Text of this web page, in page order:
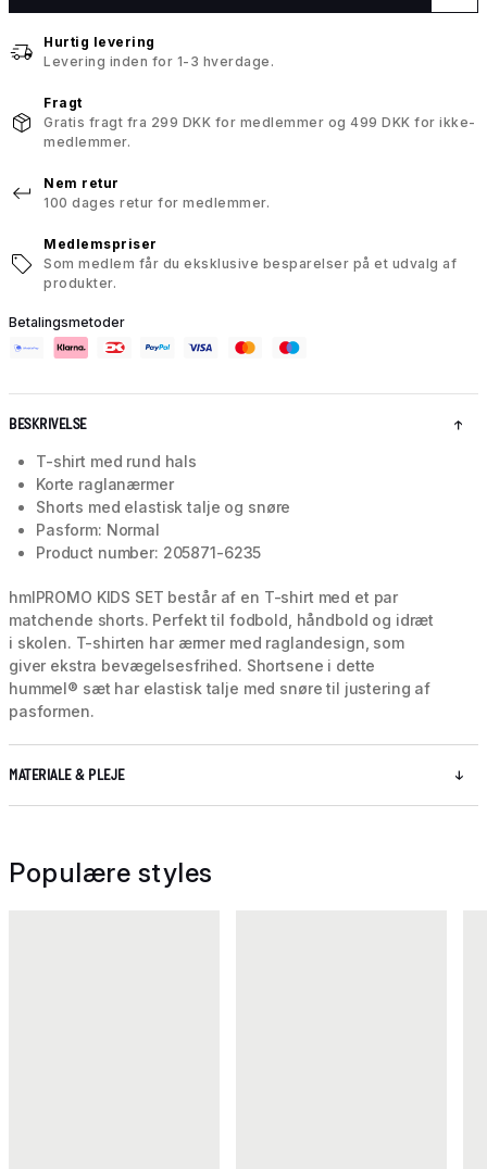
Hurtig levering
Levering inden for 1-3 hverdage.
Fragt
Gratis fragt fra 299 DKK for medlemmer og 499 DKK for ikke-
medlemmer.
Nem retur
100 dages retur for medlemmer.
Medlemspriser
Som medlem får du eksklusive besparelser på et udvalg af
produkter.
Betalingsmetoder
BESKRIVELSE
T-shirt med rund hals
Korte raglanærmer
Shorts med elastisk talje og snøre
Pasform: Normal
Product number: 205871-6235
hmlPROMO KIDS SET består af en T-shirt med et par
matchende shorts. Perfekt til fodbold, håndbold og idræt
i skolen. T-shirten har ærmer med raglandesign, som
giver ekstra bevægelsesfrihed. Shortsene i dette
hummel® sæt har elastisk talje med snøre til justering af
pasformen.
MATERIALE & PLEJE
Populære styles